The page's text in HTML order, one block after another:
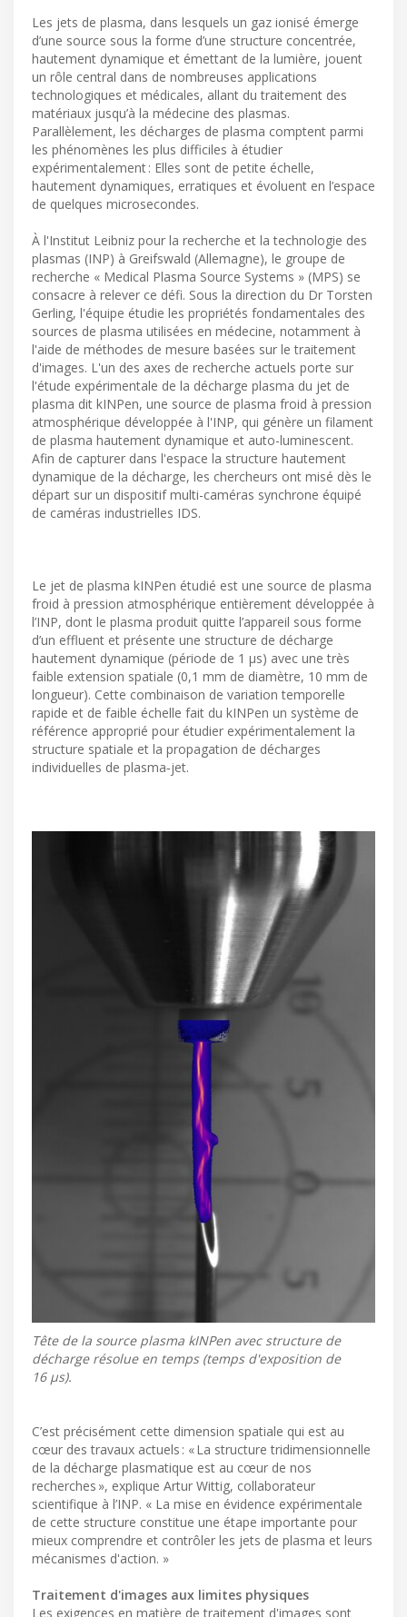
Les jets de plasma, dans lesquels un gaz ionisé émerge
d’une source sous la forme d’une structure concentrée,
hautement dynamique et émettant de la lumière, jouent
un rôle central dans de nombreuses applications
technologiques et médicales, allant du traitement des
matériaux jusqu’à la médecine des plasmas.
Parallèlement, les décharges de plasma comptent parmi
les phénomènes les plus difficiles à étudier
expérimentalement : Elles sont de petite échelle,
hautement dynamiques, erratiques et évoluent en l’espace
de quelques microsecondes.
À l'Institut Leibniz pour la recherche et la technologie des
plasmas (INP) à Greifswald (Allemagne), le groupe de
recherche « Medical Plasma Source Systems » (MPS) se
consacre à relever ce défi. Sous la direction du Dr Torsten
Gerling, l'équipe étudie les propriétés fondamentales des
sources de plasma utilisées en médecine, notamment à
l'aide de méthodes de mesure basées sur le traitement
d'images. L'un des axes de recherche actuels porte sur
l'étude expérimentale de la décharge plasma du jet de
plasma dit kINPen, une source de plasma froid à pression
atmosphérique développée à l'INP, qui génère un filament
de plasma hautement dynamique et auto-luminescent.
Afin de capturer dans l'espace la structure hautement
dynamique de la décharge, les chercheurs ont misé dès le
départ sur un dispositif multi-caméras synchrone équipé
de caméras industrielles IDS.
Le jet de plasma kINPen étudié est une source de plasma
froid à pression atmosphérique entièrement développée à
l’INP, dont le plasma produit quitte l’appareil sous forme
d’un effluent et présente une structure de décharge
hautement dynamique (période de 1 µs) avec une très
faible extension spatiale (0,1 mm de diamètre, 10 mm de
longueur). Cette combinaison de variation temporelle
rapide et de faible échelle fait du kINPen un système de
référence approprié pour étudier expérimentalement la
structure spatiale et la propagation de décharges
individuelles de plasma‑jet.
Tête de la source plasma kINPen avec structure de
décharge résolue en temps (temps d'exposition de
16 µs).
C’est précisément cette dimension spatiale qui est au
cœur des travaux actuels : « La structure tridimensionnelle
de la décharge plasmatique est au cœur de nos
recherches », explique Artur Wittig, collaborateur
scientifique à l’INP. « La mise en évidence expérimentale
de cette structure constitue une étape importante pour
mieux comprendre et contrôler les jets de plasma et leurs
mécanismes d'action. »
Traitement d'images aux limites physiques
Les exigences en matière de traitement d'images sont